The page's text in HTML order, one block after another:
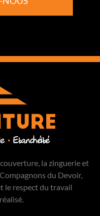
la zinguerie et
du Devoir,
le respect du travail